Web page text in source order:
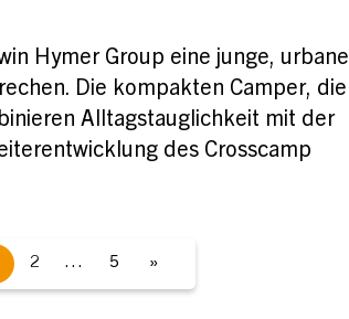
Hymer Group eine junge, urbane
Die kompakten Camper, die
Alltagstauglichkeit mit der
des Crosscamp
2 … 5 »